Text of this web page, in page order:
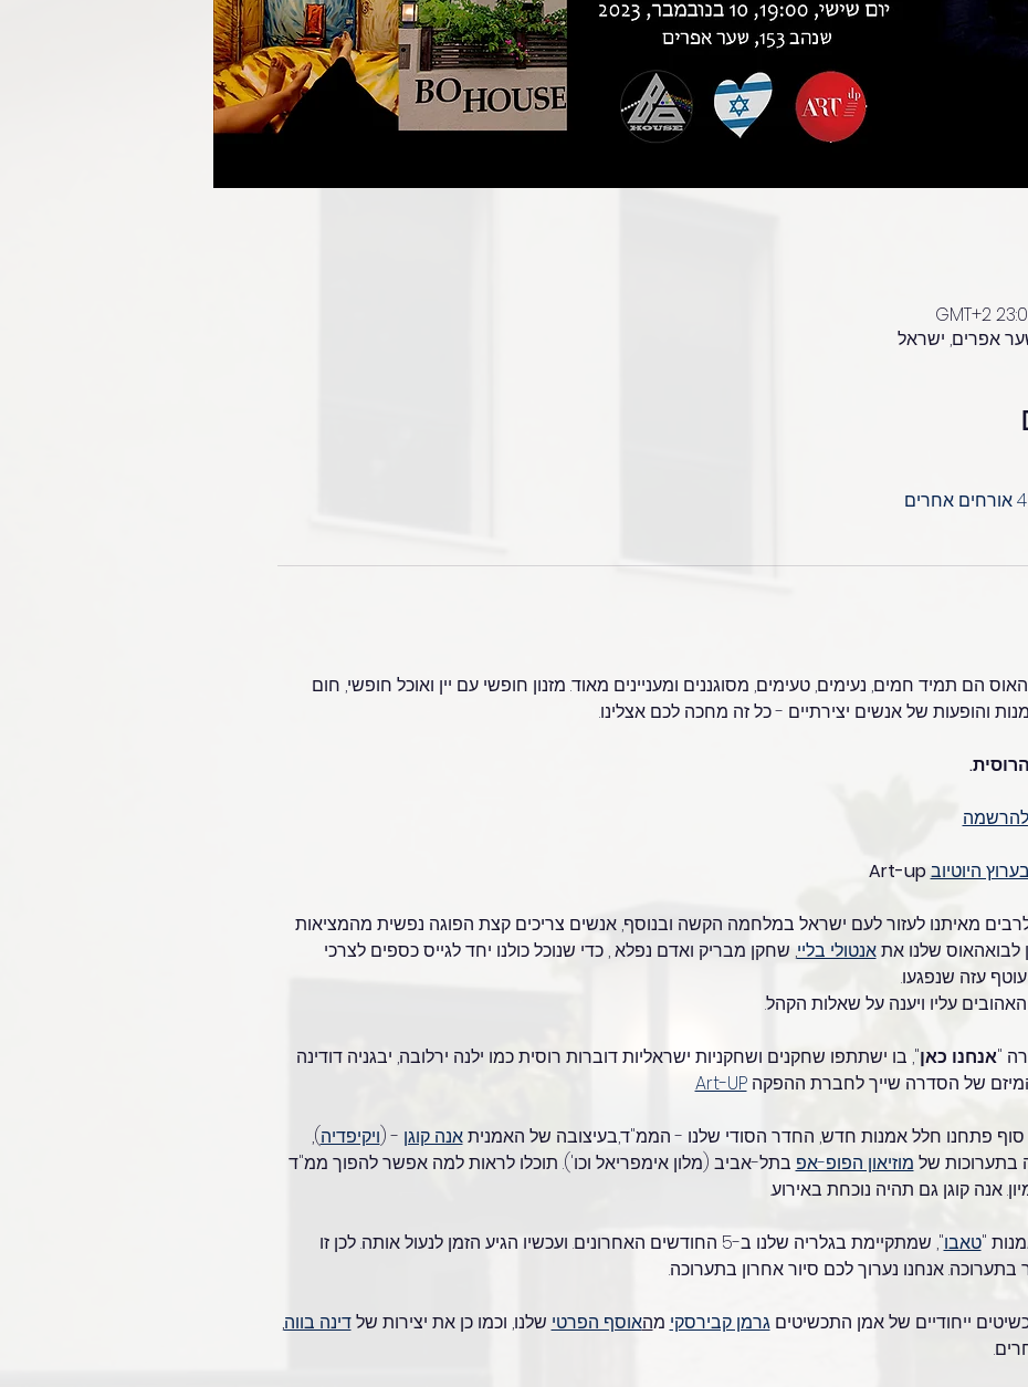
הם תמיד חמים, נעימים, טעימים, מסוגננים ומעניינים מאוד. מזנון חופשי עם יין ואוכל חופשי, חום
והופעות של אנשים יצירתיים - כל זה מחכה לכם אצלינו.
להרשמה
בערוץ היוטיוב Art-up
מאיתנו לעזור לעם ישראל במלחמה הקשה ובנוסף, אנשים צריכים קצת הפוגה נפשית מהמציאות
לבואהאוס שלנו את אנטולי בליי, שחקן מבריק ואדם נפלא , כדי שנוכל כולנו יחד לגייס כספים לצרכי
עזה שנפגעו.
עליו ויענה על שאלות הקהל.
"אנחנו כאן", בו ישתתפו שחקנים ושחקניות ישראליות דוברות רוסית כמו ילנה ירלובה, יבגניה דודינה
של הסדרה שייך לחברת ההפקה Art-UP
אנה קוגן - (ויקיפדיה),
בתערוכות של מוזיאון הפופ-אפ בתל-אביב (מלון אימפריאל וכו'). תוכלו לראות למה אפשר להפוך ממ"ד
אנה קוגן גם תהיה נוכחת באירוע.
"טאבו
", שמתקיימת בגלריה שלנו ב-5 החודשים האחרונים. ועכשיו הגיע הזמן לנעול אותה. לכן זו
אנחנו נערוך לכם סיור אחרון בתערוכה.
ייחודיים של אמן התכשיטים גרמן קבירסקי מהאוסף הפרטי שלנו, וכמו כן את יצירות של דינה בווה,